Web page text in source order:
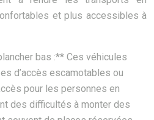
et plus accessibles à
bas :** Ces véhicules
d’accès escamotables ou
pour les personnes en
des difficultés à monter des